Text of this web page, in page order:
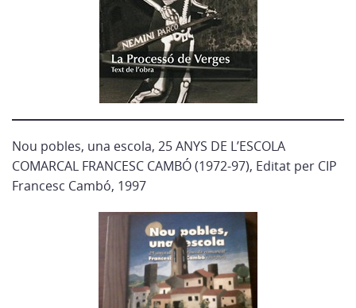
Nou pobles, una escola, 25 ANYS DE L’ESCOLA
COMARCAL FRANCESC CAMBÓ (1972-97), Editat per CIP
Francesc Cambó, 1997